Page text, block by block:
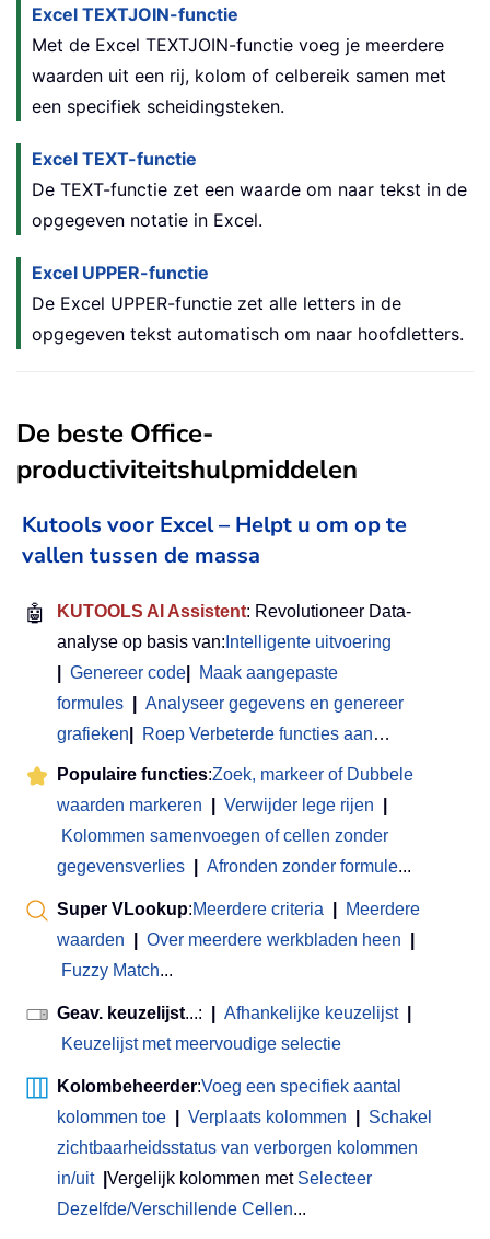
Excel TEXTJOIN-functie
Met de Excel TEXTJOIN-functie voeg je meerdere
waarden uit een rij, kolom of celbereik samen met
een specifiek scheidingsteken.
Excel TEXT-functie
De TEXT-functie zet een waarde om naar tekst in de
opgegeven notatie in Excel.
Excel UPPER-functie
De Excel UPPER-functie zet alle letters in de
opgegeven tekst automatisch om naar hoofdletters.
De beste Office-
productiviteitshulpmiddelen
Kutools voor Excel – Helpt u om op te
vallen tussen de massa
🤖 KUTOOLS AI Assistent: Revolutioneer Data-
analyse op basis van: Intelligente uitvoering
Genereer code
Maak aangepaste
formules
Analyseer gegevens en genereer
grafieken
Roep Verbeterde functies aan…
Populaire functies:Zoek, markeer of Dubbele
waarden markeren
Verwijder lege rijen
Kolommen samenvoegen of cellen zonder
gegevensverlies
Afronden zonder formule...
Super VLookup:Meerdere criteria
Meerdere
waarden
Over meerdere werkbladen heen
Fuzzy Match...
Geav. keuzelijst...: Afhankelijke keuzelijst
Keuzelijst met meervoudige selectie
Kolombeheerder:Voeg een specifiek aantal
kolommen toe
Verplaats kolommen
Schakel
zichtbaarheidsstatus van verborgen kolommen
in/uit
Vergelijk kolommen met Selecteer
Dezelfde/Verschillende Cellen...